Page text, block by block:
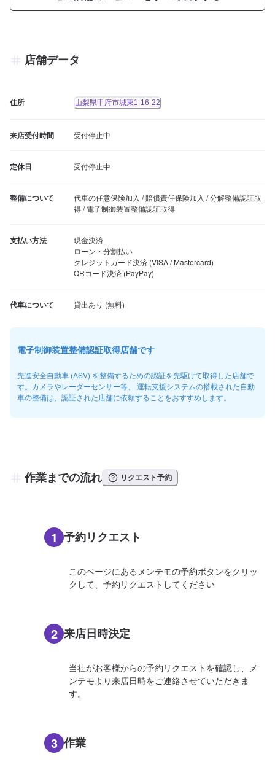
店舗データ
住所 山梨県甲府市城東1-16-22
来店受付時間 受付停止中
定休日 受付停止中
整備について
代車の任意保険加入 / 賠償責任保険加入 / 分解整備認証取
得 / 電子制御装置整備認証取得
支払い方法
現金決済
ローン・分割払い
クレジットカード決済 (VISA / Mastercard)
QRコード決済 (PayPay)
代車について
電子制御装置整備認証取得店舗です
先進安全自動車 (ASV) を整備するための認証を先駆けて取得した店舗で
す。カメラやレーダーセンサー等、 運転支援システムの搭載された自動
車の整備は、認証された店舗に依頼することをおすすめします。
作業までの流れ リクエスト予約
1 予約リクエスト
このページにあるメンテモの予約ボタンをクリッ
クして、予約リクエストしてください
2 来店日時決定
当社がお客様からの予約リクエストを確認し、メ
ンテモより来店日時をご連絡させていただきま
す。
3 作業